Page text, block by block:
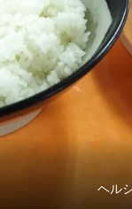
ヘル